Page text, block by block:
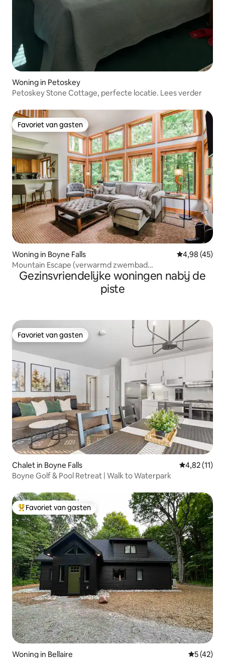
Woning in Petoskey
Petoskey Stone Cottage, perfecte locatie. Lees verder
Favoriet van gasten
Favoriet van gasten
Woning in Boyne Falls Gemiddelde
4,98 (45)
Mountain Escape (verwarmd zwembad
beschikbaar!)/Skibus
Gezinsvriendelijke woningen nabij de
piste
Favoriet van gasten
Favoriet van gasten
Chalet in Boyne Falls Gemiddelde
4,82 (11)
Boyne Golf & Pool Retreat | Walk to Waterpark
Topfavoriet van gasten
Favoriet van gasten
Woning in Bellaire
5 (42)